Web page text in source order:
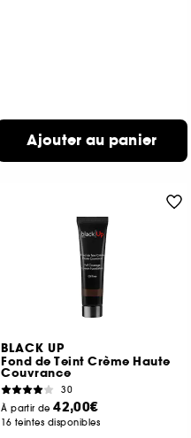
Ajouter au panier
BLACK UP
Fond de Teint Crème Haute
Couvrance
30
À partir de42,00€
16 teintes disponibles